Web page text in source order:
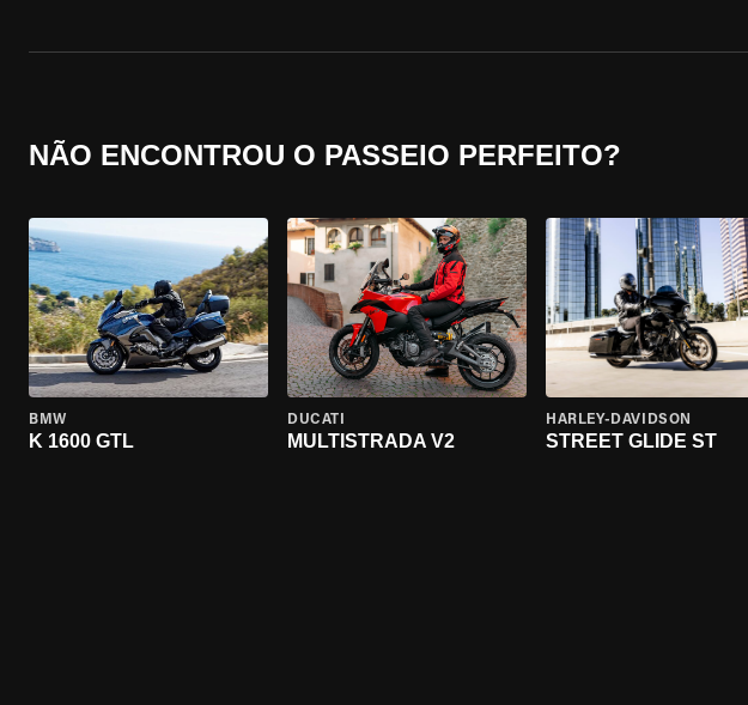
NÃO ENCONTROU O PASSEIO PERFEITO?
BMW
K 1600 GTL
DUCATI
MULTISTRADA V2
HARLEY-DAVIDSON
STREET GLIDE ST